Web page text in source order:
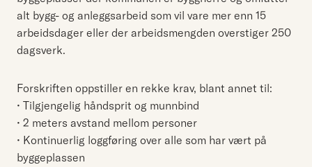
alt bygg- og anleggsarbeid som vil vare mer enn 15
arbeidsdager eller der arbeidsmengden overstiger 250
dagsverk.
Forskriften oppstiller en rekke krav, blant annet til:
• Tilgjengelig håndsprit og munnbind
• 2 meters avstand mellom personer
• Kontinuerlig loggføring over alle som har vært på
byggeplassen